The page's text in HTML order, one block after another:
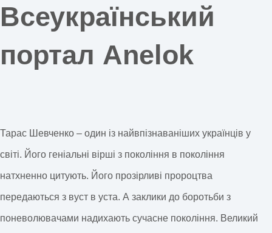
Всеукраїнський
портал Anelok
Тарас Шевченко – один із найвпізнаваніших українців у
світі. Його геніальні вірші з покоління в покоління
натхненно цитують. Його прозірливі пророцтва
передаються з вуст в уста. А заклики до боротьби з
поневолювачами надихають сучасне покоління. Великий